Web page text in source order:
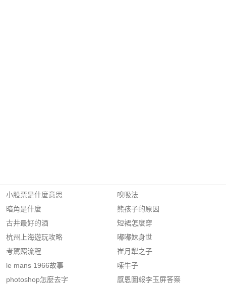
小股票是什麼意思
暗角是什麼
古井最好的酒
杭州上海遊玩攻略
考駕照流程
le mans 1966故事
photoshop怎麼去字
嗅吸法
熊孩子的原因
短裙怎麼穿
嘟嘟妹身世
崔月犁之子
嗦牛子
感恩圖報李玉屏答案